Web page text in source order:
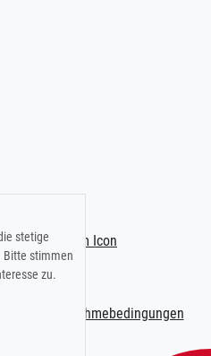
Teilnahmebedingungen
stetige
Bitte stimmen
zu.